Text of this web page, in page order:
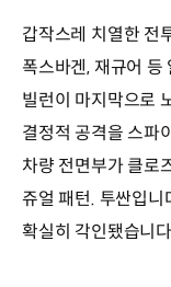
갑작스레 치열한 전
폭스바겐, 재규어 등
빌런이 마지막으로
결정적 공격을 스파
차량 전면부가 클로
쥬얼 패턴. 투싼입니
확실히 각인됐습니